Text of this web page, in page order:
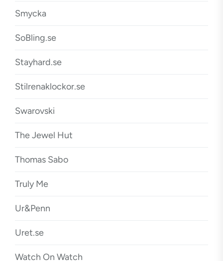
Smycka
SoBling.se
Stayhard.se
Stilrenaklockor.se
Swarovski
The Jewel Hut
Thomas Sabo
Truly Me
Ur&Penn
Uret.se
Watch On Watch